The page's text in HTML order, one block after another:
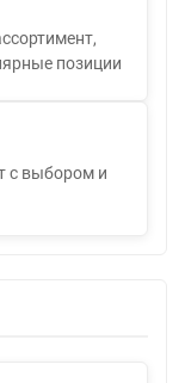
позиции
с выбором и